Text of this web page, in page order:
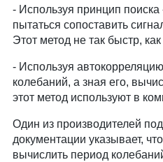
- Используя принцип поиска
пытаться сопоставить
Этот метод не так быстр,
- Используя
колебаний, а зная его,
этот метод используют в
Один из производителей
документации указывает,
вычислить период